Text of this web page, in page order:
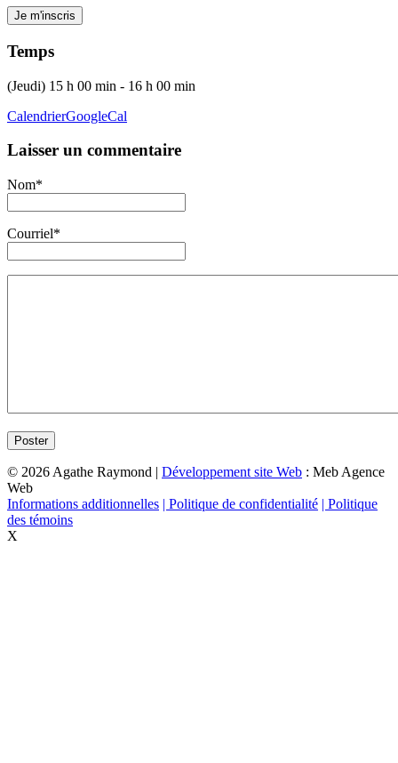
Temps
(Jeudi) 15 h 00 min - 16 h 00 min
CalendrierGoogleCal
Laisser un commentaire
Nom*
Courriel*
© 2026 Agathe Raymond | Développement site Web : Meb Agence
Web
Informations additionnelles | Politique de confidentialité | Politique
des témoins
X